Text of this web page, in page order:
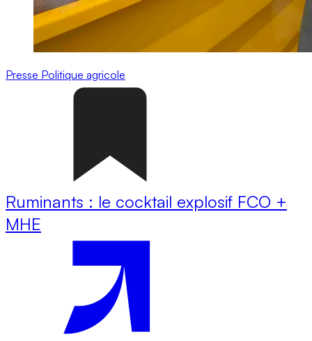
Presse Politique agricole
Ruminants : le cocktail explosif FCO +
MHE